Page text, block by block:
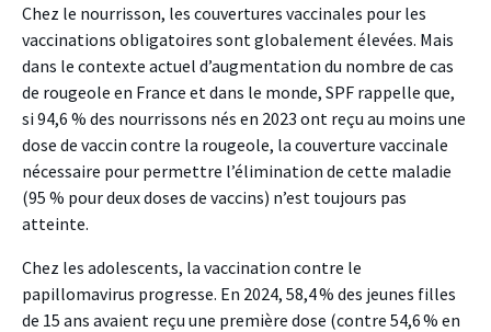
Chez le nourrisson, les couvertures vaccinales pour les
vaccinations obligatoires sont globalement élevées. Mais
dans le contexte actuel d’augmentation du nombre de cas
de rougeole en France et dans le monde, SPF rappelle que,
si 94,6 % des nourrissons nés en 2023 ont reçu au moins une
dose de vaccin contre la rougeole, la couverture vaccinale
nécessaire pour permettre l’élimination de cette maladie
(95 % pour deux doses de vaccins) n’est toujours pas
atteinte.
Chez les adolescents, la vaccination contre le
papillomavirus progresse. En 2024, 58,4 % des jeunes filles
de 15 ans avaient reçu une première dose (contre 54,6 % en